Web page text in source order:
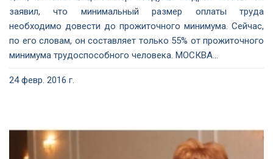
заявил, что минимальный размер оплаты труда
необходимо довести до прожиточного минимума. Сейчас,
по его словам, он составляет только 55% от прожиточного
минимума трудоспособного человека. МОСКВА...
24 февр. 2016 г.